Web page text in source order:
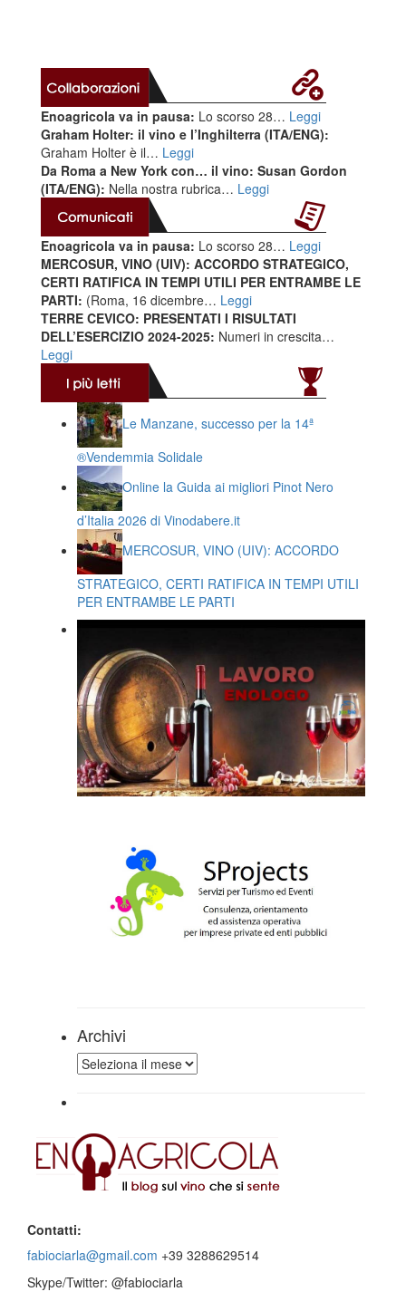
Enoagricola va in pausa: Lo scorso 28… Leggi
Graham Holter: il vino e l’Inghilterra (ITA/ENG):
Graham Holter è il… Leggi
Da Roma a New York con… il vino: Susan Gordon
(ITA/ENG): Nella nostra rubrica… Leggi
Enoagricola va in pausa: Lo scorso 28… Leggi
MERCOSUR, VINO (UIV): ACCORDO STRATEGICO,
CERTI RATIFICA IN TEMPI UTILI PER ENTRAMBE LE
PARTI: (Roma, 16 dicembre… Leggi
TERRE CEVICO: PRESENTATI I RISULTATI
DELL’ESERCIZIO 2024-2025: Numeri in crescita…
Leggi
Le Manzane, successo per la 14ª
®️Vendemmia Solidale
Online la Guida ai migliori Pinot Nero
d’Italia 2026 di Vinodabere.it
MERCOSUR, VINO (UIV): ACCORDO
STRATEGICO, CERTI RATIFICA IN TEMPI UTILI
PER ENTRAMBE LE PARTI
Archivi
Archivi
Contatti:
fabiociarla@gmail.com +39 3288629514
Skype/Twitter: @fabiociarla